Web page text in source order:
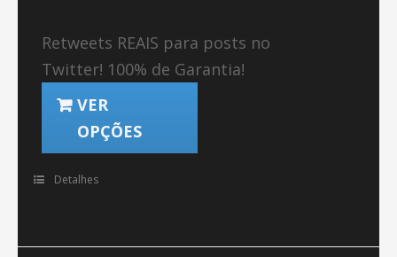
Retweets REAIS para posts no
Twitter! 100% de Garantia!
VER
OPÇÕES
Detalhes